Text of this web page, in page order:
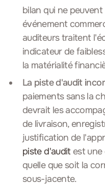
bilan qui ne
événement
auditeurs traitent
indicateur de
la matérialité
La piste d'audit
paiements sans la
devrait les
de livraison,
justification de
piste d'auditest une
quelle que soit la
sous-jacente.